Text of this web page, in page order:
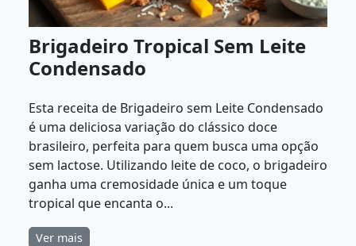
Brigadeiro Tropical Sem Leite
Condensado
Esta receita de Brigadeiro sem Leite Condensado
é uma deliciosa variação do clássico doce
brasileiro, perfeita para quem busca uma opção
sem lactose. Utilizando leite de coco, o brigadeiro
ganha uma cremosidade única e um toque
tropical que encanta o...
Ver mais